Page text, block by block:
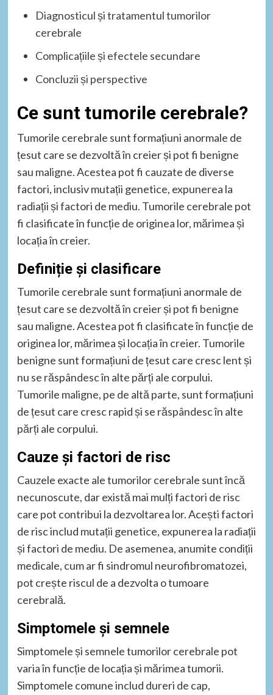
Diagnosticul și tratamentul tumorilor
cerebrale
Complicațiile și efectele secundare
Concluzii și perspective
Ce sunt tumorile cerebrale?
Tumorile cerebrale sunt formațiuni anormale de
țesut care se dezvoltă în creier și pot fi benigne
sau maligne. Acestea pot fi cauzate de diverse
factori, inclusiv mutații genetice, expunerea la
radiații și factori de mediu. Tumorile cerebrale pot
fi clasificate în funcție de originea lor, mărimea și
locația în creier.
Definiție și clasificare
Tumorile cerebrale sunt formațiuni anormale de
țesut care se dezvoltă în creier și pot fi benigne
sau maligne. Acestea pot fi clasificate în funcție de
originea lor, mărimea și locația în creier. Tumorile
benigne sunt formațiuni de țesut care cresc lent și
nu se răspândesc în alte părți ale corpului.
Tumorile maligne, pe de altă parte, sunt formațiuni
de țesut care cresc rapid și se răspândesc în alte
părți ale corpului.
Cauze și factori de risc
Cauzele exacte ale tumorilor cerebrale sunt încă
necunoscute, dar există mai mulți factori de risc
care pot contribui la dezvoltarea lor. Acești factori
de risc includ mutații genetice, expunerea la radiații
și factori de mediu. De asemenea, anumite condiții
medicale, cum ar fi sindromul neurofibromatozei,
pot crește riscul de a dezvolta o tumoare
cerebrală.
Simptomele și semnele
Simptomele și semnele tumorilor cerebrale pot
varia în funcție de locația și mărimea tumorii.
Simptomele comune includ dureri de cap,